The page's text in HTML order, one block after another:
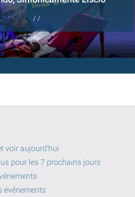
/ /
voir aujourd'hui
pour les 7 prochains jours
événements